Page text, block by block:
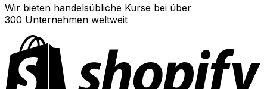
Wir bieten handelsübliche Kurse bei über
300 Unternehmen weltweit